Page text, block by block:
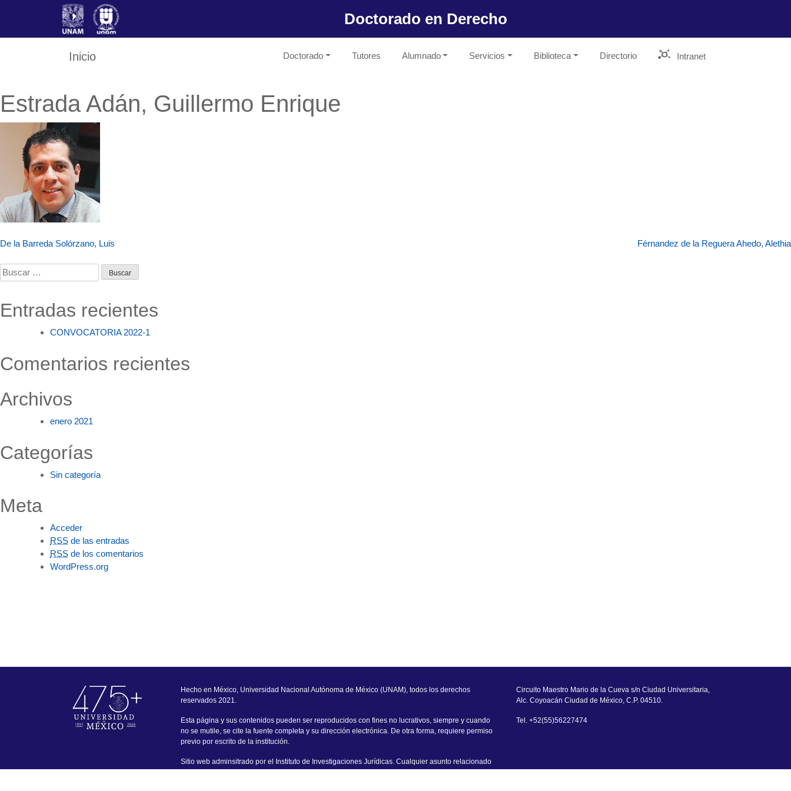
Doctorado en Derecho
Inicio Doctorado Tutores Alumnado Servicios Biblioteca Directorio Intranet
Estrada Adán, Guillermo Enrique
Navegación
de
De la Barreda Solórzano, Luis Férnandez de la Reguera Ahedo, Alethia
Buscar:
Entradas recientes
CONVOCATORIA 2022-1
Comentarios recientes
Archivos
enero 2021
Categorías
Sin categoría
Meta
Acceder
RSS de las entradas
RSS de los comentarios
WordPress.org
Hecho en México, Universidad Nacional Autónoma de México (UNAM), todos los derechos
reservados 2021.
Esta página y sus contenidos pueden ser reproducidos con fines no lucrativos, siempre y cuando
no se mutile, se cite la fuente completa y su dirección electrónica. De otra forma, requiere permiso
previo por escrito de la institución.
Sitio web adminsitrado por el Instituto de Investigaciones Jurídicas. Cualquier asunto relacionado
Circuito Maestro Mario de la Cueva s/n Ciudad Universitaria,
Alc. Coyoacán Ciudad de México, C.P. 04510.
Tel. +52(55)56227474